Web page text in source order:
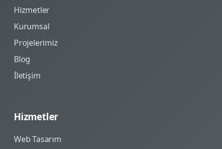
Hizmetler
Kurumsal
Projelerimiz
Blog
İletişim
Hizmetler
Web Tasarım